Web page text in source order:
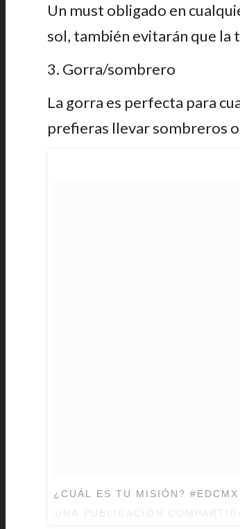
Un must obligado en
sol, también evitarán que la
3. Gorra/sombrero
La gorra es perfecta para
prefieras llevar sombreros
¿CUÁL ES TU MISIÓN?